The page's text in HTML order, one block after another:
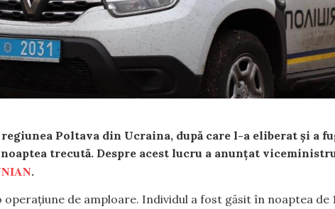
Poltava din Ucraina, după care l-a eliberat și a
trecută. Despre acest lucru a anunțat
.
de amploare. Individul a fost găsit în noaptea de